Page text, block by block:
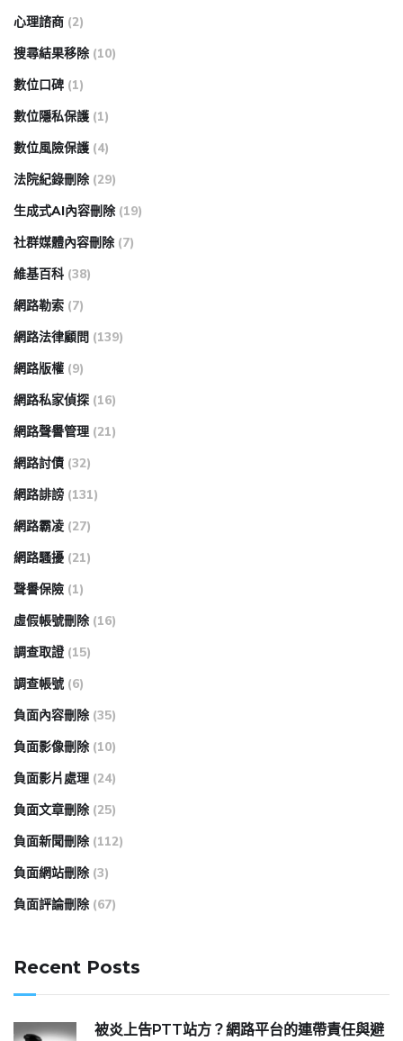
心理諮商 (2)
搜尋結果移除 (10)
數位口碑 (1)
數位隱私保護 (1)
數位風險保護 (4)
法院紀錄刪除 (29)
生成式AI內容刪除 (19)
社群媒體內容刪除 (7)
維基百科 (38)
網路勒索 (7)
網路法律顧問 (139)
網路版權 (9)
網路私家偵探 (16)
網路聲譽管理 (21)
網路討債 (32)
網路誹謗 (131)
網路霸凌 (27)
網路騷擾 (21)
聲譽保險 (1)
虛假帳號刪除 (16)
調查取證 (15)
調查帳號 (6)
負面內容刪除 (35)
負面影像刪除 (10)
負面影片處理 (24)
負面文章刪除 (25)
負面新聞刪除 (112)
負面網站刪除 (3)
負面評論刪除 (67)
Recent Posts
被炎上告PTT站方？網路平台的連帶責任與避